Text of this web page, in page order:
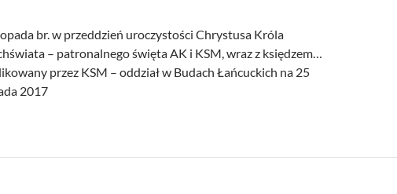
br. w przeddzień uroczystości Chrystusa Króla
– patronalnego święta AK i KSM, wraz z księdzem…
przez KSM – oddział w Budach Łańcuckich na 25
2017